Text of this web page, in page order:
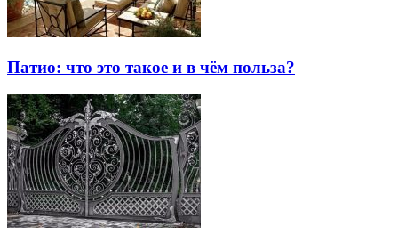
Патио: что это такое и в чём польза?